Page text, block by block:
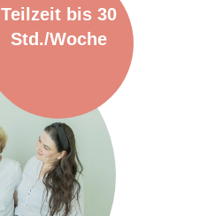
Teilzeit bis 30
Std./Woche